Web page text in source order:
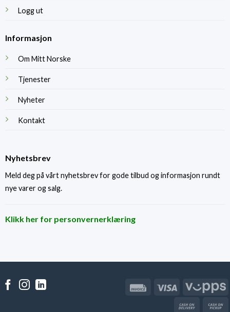
Logg ut
Informasjon
Om Mitt Norske
Tjenester
Nyheter
Kontakt
Nyhetsbrev
Meld deg på vårt nyhetsbrev for gode tilbud og informasjon rundt
nye varer og salg.
Klikk her for personvernerklæring